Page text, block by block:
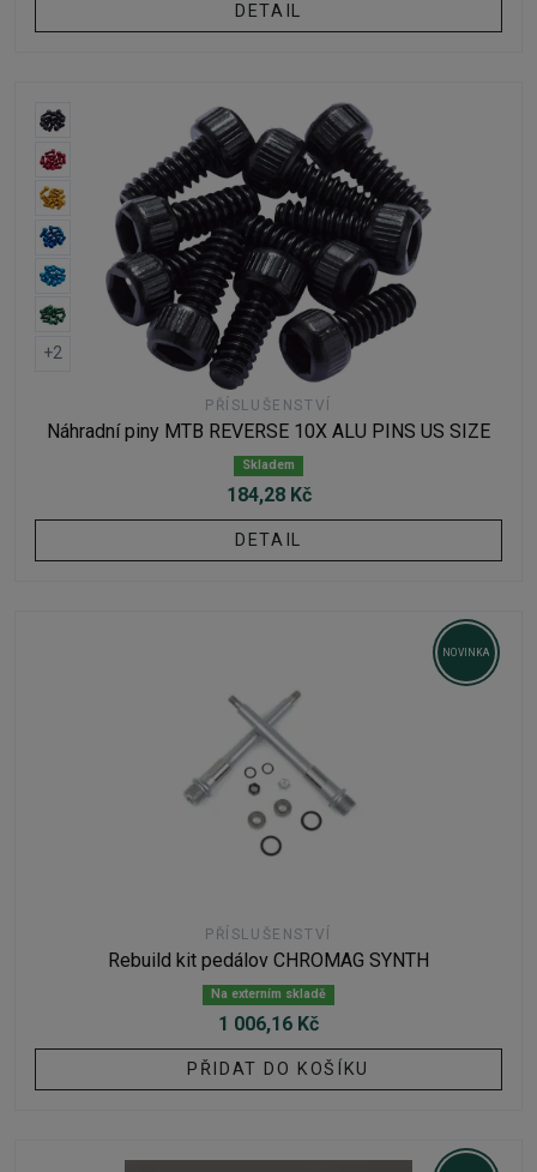
DETAIL
+2
PŘÍSLUŠENSTVÍ
Náhradní piny MTB REVERSE 10X ALU PINS US SIZE
Skladem
184,28 Kč
DETAIL
NOVINKA
PŘÍSLUŠENSTVÍ
Rebuild kit pedálov CHROMAG SYNTH
Na externím skladě
1 006,16 Kč
PŘIDAT DO KOŠÍKU